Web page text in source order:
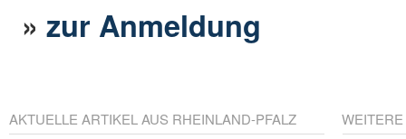
»zur Anmeldung
AKTUELLE ARTIKEL AUS RHEINLAND-PFALZ